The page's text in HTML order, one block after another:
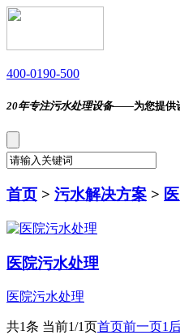
400-0190-500
20年专注污水处理设备——为您提供
首页 > 污水解决方案 >
医院污水处理
医院污水处理
共1条 当前1/1页首页前一页1